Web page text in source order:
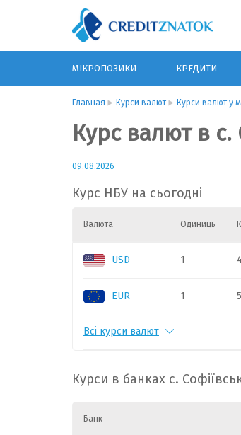
МІКРОПОЗИКИ КРЕДИТИ
Главная Курси валют Курси валют у
Курс валют в с.
09.08.2026
Курс НБУ на сьогодні
Валюта Одиниць
USD 1
EUR 1
PLN
Всі курси валют
Курси в банках с.
Банк